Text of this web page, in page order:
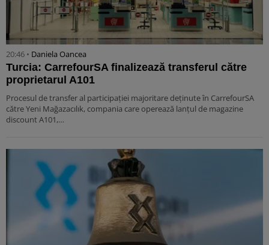
20:46 • Daniela Oancea
Turcia: CarrefourSA finalizează transferul către
proprietarul A101
Procesul de transfer al participației majoritare deținute în CarrefourSA
către Yeni Mağazacılık, compania care operează lanțul de magazine
discount A101,…